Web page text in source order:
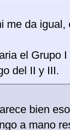
me da igual,
el Grupo
del II y III.
bien
a mano